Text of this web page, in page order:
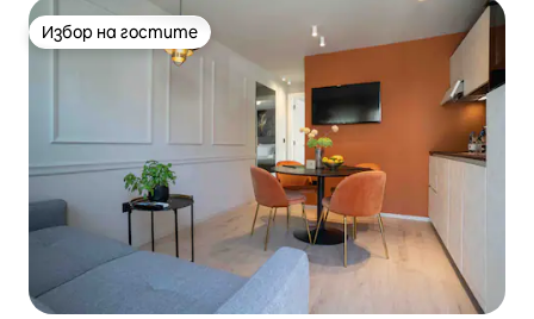
Избор на гостите
Избор на гостите